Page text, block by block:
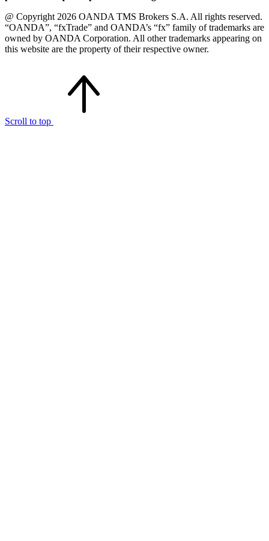
@ Copyright 2026 OANDA TMS Brokers S.A. All rights reserved.
“OANDA”, “fxTrade” and OANDA’s “fx” family of trademarks are
owned by OANDA Corporation. All other trademarks appearing on
this website are the property of their respective owner.
Scroll to top